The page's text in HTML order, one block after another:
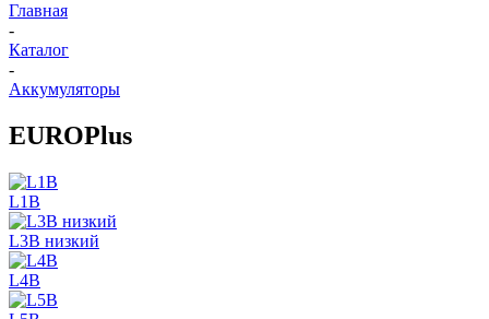
Главная
-
Каталог
-
Аккумуляторы
EUROPlus
L1B
L3B низкий
L4B